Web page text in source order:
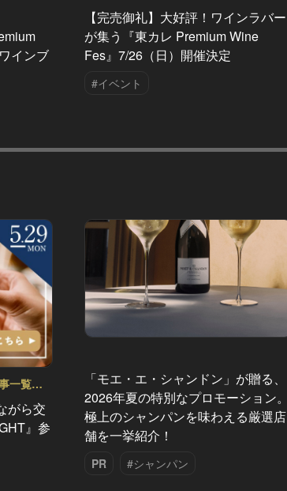
インブ
Vol.92
【完売御礼】大好評！ワインラバー
が集う『東カレ Premium Wine
Fes』7/26（日）開催決定
#イベント
一覧
がら交
』参
「モエ・エ・シャンドン」が贈る、
2026年夏の特別なプロモーション。
極上のシャンパンを味わえる厳選店
舗を一挙紹介！
PR #シャンパン